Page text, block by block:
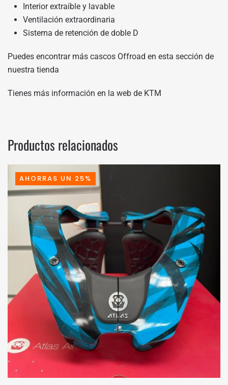
Interior extraíble y lavable
Ventilación extraordinaria
Sistema de retención de doble D
Puedes encontrar más cascos Offroad en esta sección de
nuestra tienda
Tienes más información en la web de KTM
Productos relacionados
AHORRAS UN 25%